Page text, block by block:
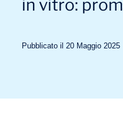
in vitro:
Pubblicato il 20 Maggio 2025